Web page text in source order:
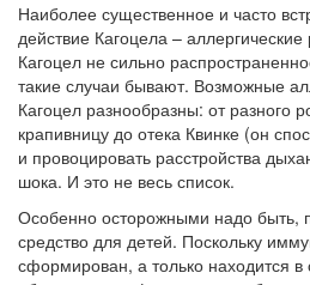
Наиболее существенное и часто
действие Кагоцела –
Кагоцел не сильно
такие случаи бывают. Возможные
Кагоцел разнообразны: от разного
крапивницу до отека Квинке (он
и провоцировать расстройства
шока. И это не весь список.
Особенно осторожными надо быть,
средство для детей. Поскольку
сформирован, а только находится в